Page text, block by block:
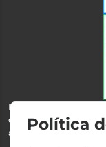
Esta farmácia
dispensa de
através da internet.
Política